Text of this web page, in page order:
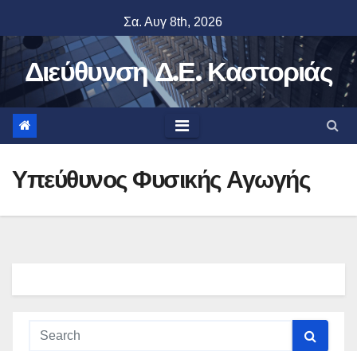
to
content
Σα. Αυγ 8th, 2026
Διεύθυνση Δ.Ε. Καστοριάς
Υπεύθυνος Φυσικής Αγωγής